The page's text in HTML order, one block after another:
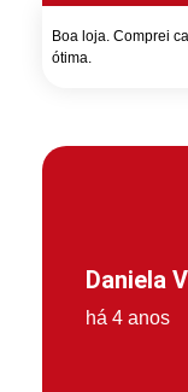
Boa loja. Comprei
ótima.
Daniela
há 4 anos